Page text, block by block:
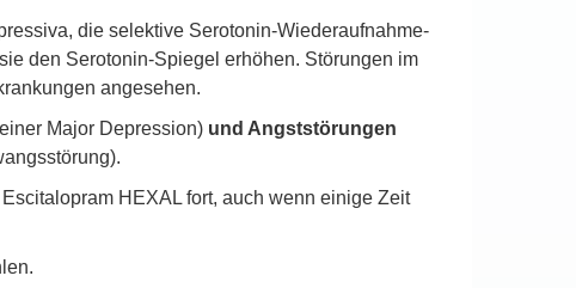
die selektive Serotonin-Wiederaufnahme-
den Serotonin-Spiegel erhöhen. Störungen im
angesehen.
Major Depression) und Angststörungen
HEXAL fort, auch wenn einige Zeit